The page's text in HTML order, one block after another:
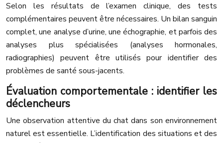
Selon les résultats de l’examen clinique, des tests
complémentaires peuvent être nécessaires. Un bilan sanguin
complet, une analyse d’urine, une échographie, et parfois des
analyses plus spécialisées (analyses hormonales,
radiographies) peuvent être utilisés pour identifier des
problèmes de santé sous-jacents.
Évaluation comportementale : identifier les
déclencheurs
Une observation attentive du chat dans son environnement
naturel est essentielle. L’identification des situations et des